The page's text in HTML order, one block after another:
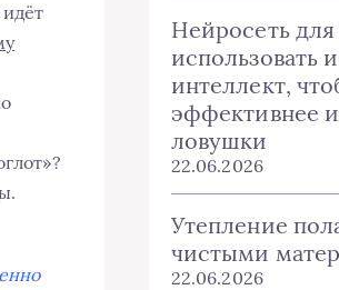
Нейросеть для
использовать
интеллект,
эффективнее
ловушки
22.06.2026
Утепление
чистыми
22.06.2026